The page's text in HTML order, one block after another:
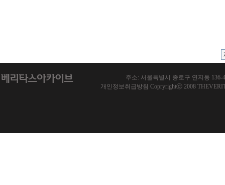
주소: 서울특별시 종로구 연지동 136-
개인정보취급방침 Copryrightⓒ 2008